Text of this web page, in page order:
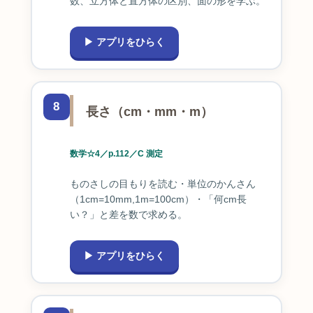
▶ アプリをひらく
8 長さ（cm・mm・m）
数学☆4／p.112／C 測定
ものさしの目もりを読む・単位のかんさん
（1cm=10mm,1m=100cm）・「何cm長
い？」と差を数で求める。
▶ アプリをひらく